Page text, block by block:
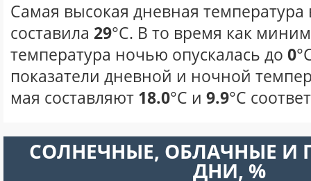
Самая высокая дневная температура
составила 29°С. В то время как
температура ночью опускалась до 0
показатели дневной и ночной
мая составляют 18.0°С и 9.9°С
CОЛНЕЧНЫЕ, ОБЛАЧНЫЕ И
ДНИ, %